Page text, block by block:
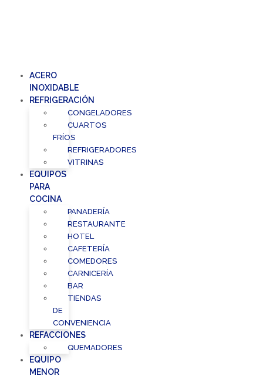
ACERO
INOXIDABLE
REFRIGERACIÓN
CONGELADORES
CUARTOS
FRÍOS
REFRIGERADORES
VITRINAS
EQUIPOS
PARA
COCINA
PANADERÍA
RESTAURANTE
HOTEL
CAFETERÍA
COMEDORES
CARNICERÍA
BAR
TIENDAS
DE
CONVENIENCIA
REFACCIONES
QUEMADORES
EQUIPO
MENOR